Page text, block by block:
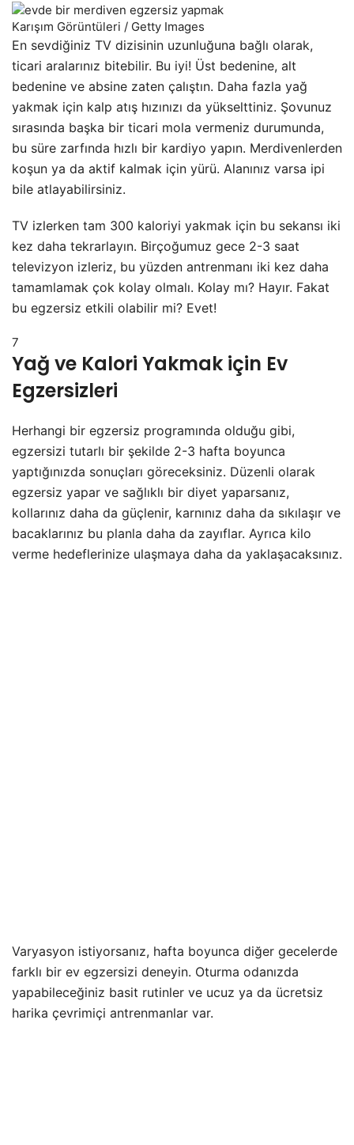
Karışım Görüntüleri / Getty Images
En sevdiğiniz TV dizisinin uzunluğuna bağlı olarak,
ticari aralarınız bitebilir. Bu iyi! Üst bedenine, alt
bedenine ve absine zaten çalıştın. Daha fazla yağ
yakmak için kalp atış hızınızı da yükselttiniz. Şovunuz
sırasında başka bir ticari mola vermeniz durumunda,
bu süre zarfında hızlı bir kardiyo yapın. Merdivenlerden
koşun ya da aktif kalmak için yürü. Alanınız varsa ipi
bile atlayabilirsiniz.
TV izlerken tam 300 kaloriyi yakmak için bu sekansı iki
kez daha tekrarlayın. Birçoğumuz gece 2-3 saat
televizyon izleriz, bu yüzden antrenmanı iki kez daha
tamamlamak çok kolay olmalı. Kolay mı? Hayır. Fakat
bu egzersiz etkili olabilir mi? Evet!
7
Yağ ve Kalori Yakmak için Ev
Egzersizleri
Herhangi bir egzersiz programında olduğu gibi,
egzersizi tutarlı bir şekilde 2-3 hafta boyunca
yaptığınızda sonuçları göreceksiniz. Düzenli olarak
egzersiz yapar ve sağlıklı bir diyet yaparsanız,
kollarınız daha da güçlenir, karnınız daha da sıkılaşır ve
bacaklarınız bu planla daha da zayıflar. Ayrıca kilo
verme hedeflerinize ulaşmaya daha da yaklaşacaksınız.
Varyasyon istiyorsanız, hafta boyunca diğer gecelerde
farklı bir ev egzersizi deneyin. Oturma odanızda
yapabileceğiniz basit rutinler ve ucuz ya da ücretsiz
harika çevrimiçi antrenmanlar var.